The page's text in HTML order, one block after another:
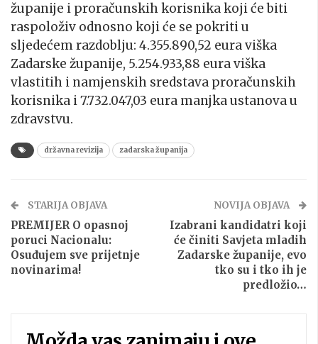
županije i proračunskih korisnika koji će biti
raspoloživ odnosno koji će se pokriti u
sljedećem razdoblju: 4.355.890,52 eura viška
Zadarske županije, 5.254.933,88 eura viška
vlastitih i namjenskih sredstava proračunskih
korisnika i 7.732.047,03 eura manjka ustanova u
zdravstvu.
državna revizija zadarska županija
STARIJA OBJAVA
PREMIJER O opasnoj
poruci Nacionalu:
Osuđujem sve prijetnje
novinarima!
NOVIJA OBJAVA
Izabrani kandidatri koji
će činiti Savjeta mladih
Zadarske županije, evo
tko su i tko ih je
predložio…